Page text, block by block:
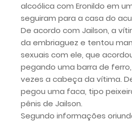
alcoólica com Eronildo em
seguiram para a casa do
De acordo com Jailson, a
da embriaguez e tentou
sexuais com ele, que
pegando uma barra de
vezes a cabeça da vítima.
pegou uma faca, tipo
pênis de Jailson.
Segundo informações